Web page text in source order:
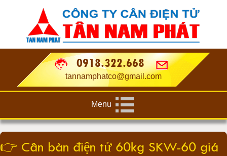
0918.322.668
tannamphatco@gmail.com
Menu
👉 Cân bàn điện tử 60kg SKW-60 giá